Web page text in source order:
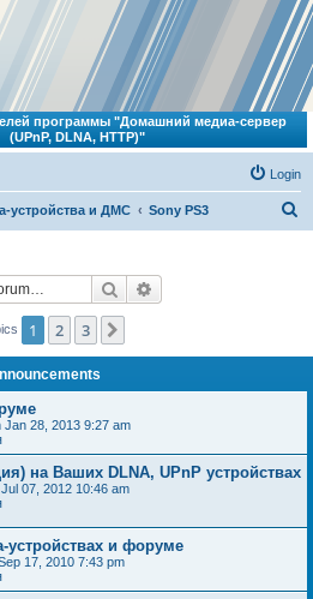
программы "Домашний медиа-сервер
(UPnP, DLNA, HTTP)"
Login
устройства и ДМС Sony PS3
Search
1 2 3
Jan 28, 2013 9:27 am
на Ваших DLNA, UPnP устройствах
07, 2012 10:46 am
и форуме
17, 2010 7:43 pm